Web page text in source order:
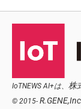
IoTNEWS AI+は、 株
© 2015-